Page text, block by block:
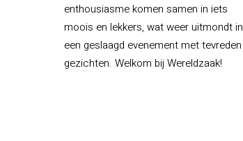
enthousiasme komen samen in iets
moois en lekkers, wat weer uitmondt in
een geslaagd evenement met tevreden
gezichten. Welkom bij Wereldzaak!